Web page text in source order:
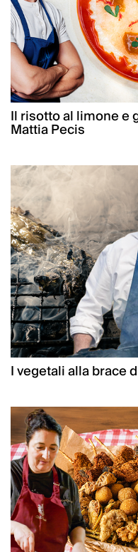
Il risotto al limone e
Mattia Pecis
I vegetali alla brace